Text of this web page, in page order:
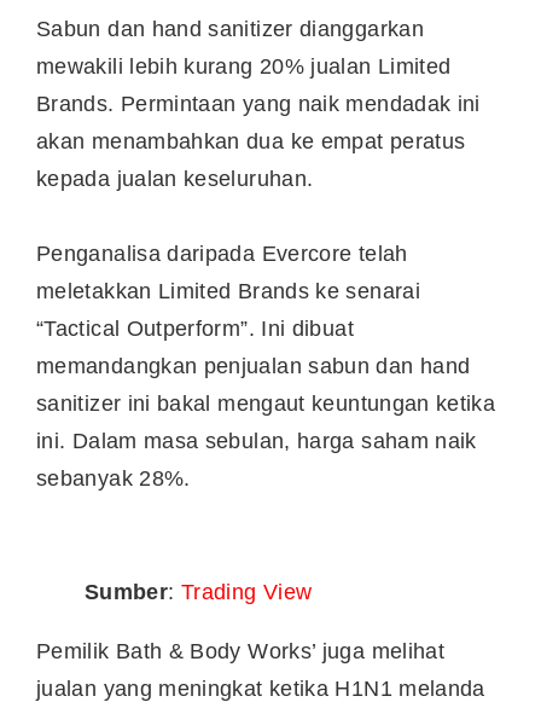
Sabun dan hand sanitizer dianggarkan
mewakili lebih kurang 20% jualan Limited
Brands. Permintaan yang naik mendadak ini
akan menambahkan dua ke empat peratus
kepada jualan keseluruhan.
Penganalisa daripada Evercore telah
meletakkan Limited Brands ke senarai
“Tactical Outperform”. Ini dibuat
memandangkan penjualan sabun dan hand
sanitizer ini bakal mengaut keuntungan ketika
ini. Dalam masa sebulan, harga saham naik
sebanyak 28%.
Sumber: Trading View
Pemilik Bath & Body Works’ juga melihat
jualan yang meningkat ketika H1N1 melanda